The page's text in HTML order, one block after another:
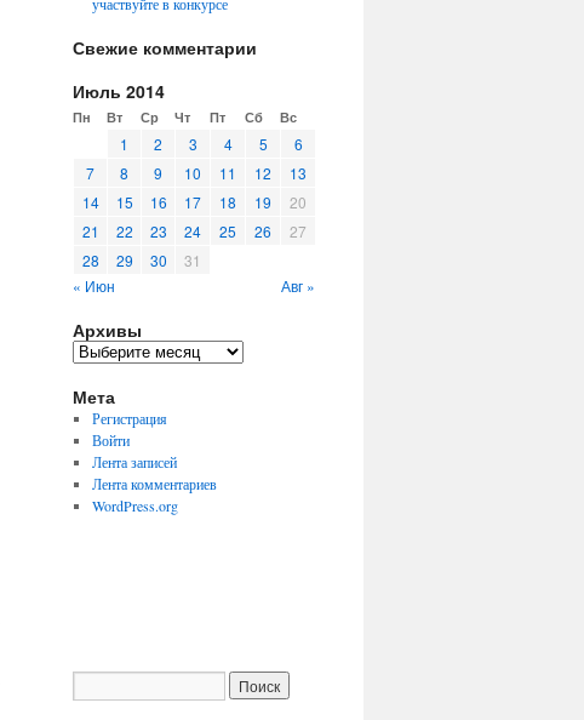
Свежие комментарии
Июль 2014
Пн Вт Ср Чт Пт Сб Вс
1 2 3 4 5
6
7
8 9 10 11 12
13
14
15 16 17 18 19
20
21
22 23 24 25 26
27
28
29 30
31
« Июн
Авг »
Архивы
Архивы
Мета
Регистрация
Войти
Лента записей
Лента комментариев
WordPress.org